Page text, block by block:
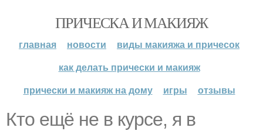
ПРИЧЕСКА И МАКИЯЖ
главная новости
виды макияжа и причесок
как делать прически и макияж
прически и макияж на дому
игры отзывы
Кто ещё не в курсе, я в